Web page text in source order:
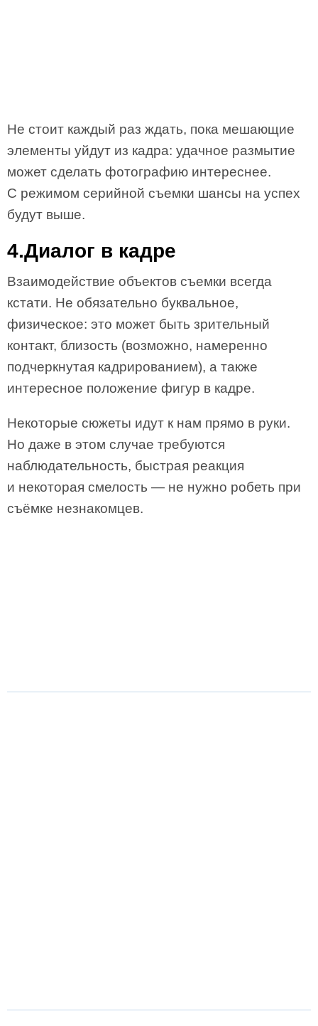
Не стоит каждый раз ждать, пока мешающие
элементы уйдут из кадра: удачное размытие
может сделать фотографию интереснее.
C режимом серийной съемки шансы на успех
будут выше.
4.Диалог в кадре
Взаимодействие объектов съемки всегда
кстати. Не обязательно буквальное,
физическое: это может быть зрительный
контакт, близость (возможно, намеренно
подчеркнутая кадрированием), а также
интересное положение фигур в кадре.
Некоторые сюжеты идут к нам прямо в руки.
Но даже в этом случае требуются
наблюдательность, быстрая реакция
и некоторая смелость — не нужно робеть при
съёмке незнакомцев.